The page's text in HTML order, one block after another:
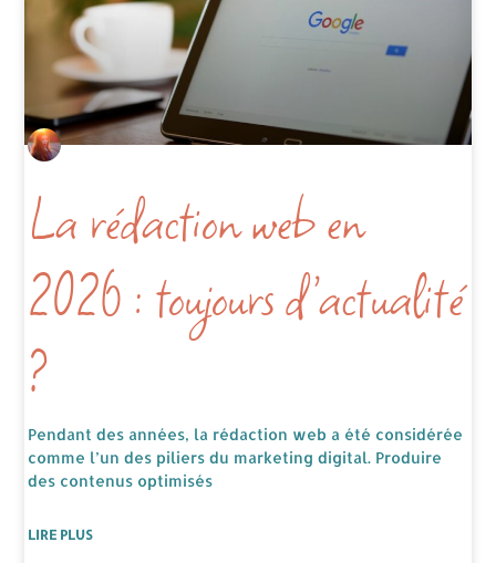
La rédaction web en
2026 : toujours d’actualité
?
Pendant des années, la rédaction web a été considérée
comme l’un des piliers du marketing digital. Produire
des contenus optimisés
LIRE PLUS